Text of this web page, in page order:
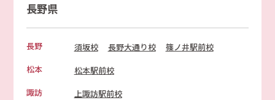
長野県
長野 須坂校 長野大通り校
篠ノ井駅前校
松本
松本駅前校
諏訪
上諏訪駅前校